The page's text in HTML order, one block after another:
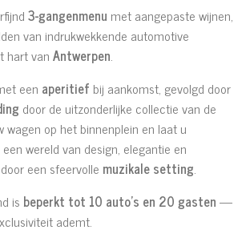
3-gangenmenu met aangepaste wijnen,
van indrukwekkende automotive
hart vanAntwerpen.
een aperitiefbij aankomst, gevolgd door
door de uitzonderlijke collectie van de
wagen op het binnenplein en laat u
wereld van design, elegantie en
een sfeervolle muzikale setting.
is beperkt tot 10 auto’s en 20 gasten—
ademt.